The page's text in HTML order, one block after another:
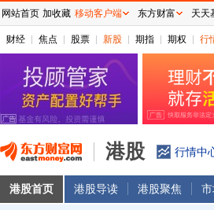
财经 焦点 股票 新股 期指 期权 行
港股 行情中
港股首页 港股导读 港股聚焦
网站首页 加收藏 移动客户端 东方财富 天天